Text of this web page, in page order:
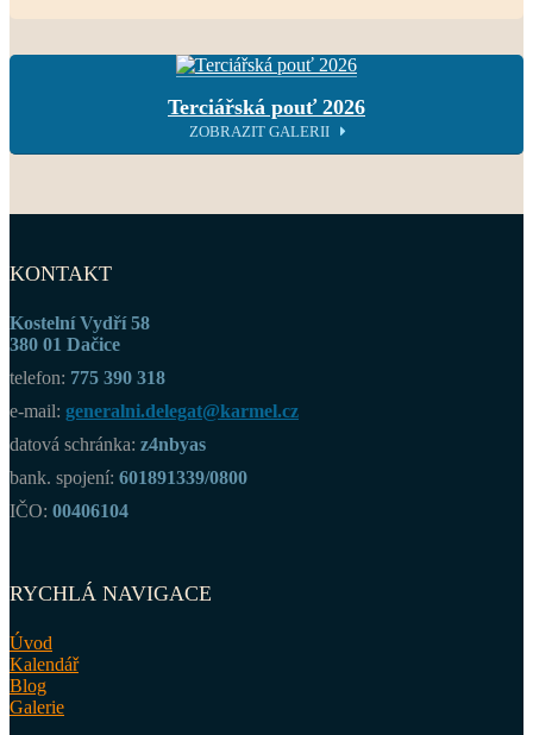
Terciářská pouť 2026
ZOBRAZIT GALERII
KONTAKT
Kostelní Vydří 58
380 01 Dačice
telefon: 775 390 318
e-mail: generalni.delegat@karmel.cz
datová schránka: z4nbyas
bank. spojení: 601891339/0800
IČO: 00406104
RYCHLÁ NAVIGACE
Úvod
Kalendář
Blog
Galerie